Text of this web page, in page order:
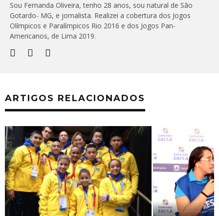
Sou Fernanda Oliveira, tenho 28 anos, sou natural de São
Gotardo- MG, e jornalista. Realizei a cobertura dos Jogos
Olímpicos e Paralímpicos Rio 2016 e dos Jogos Pan-
Americanos, de Lima 2019.
ARTIGOS RELACIONADOS